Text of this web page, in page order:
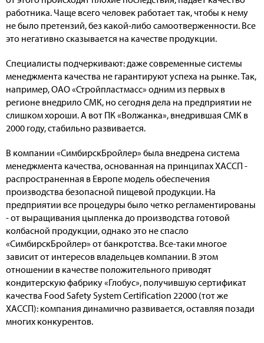
работника. Чаще всего человек работает так, чтобы к нему
не было претензий, без какой-либо самоотверженности. Все
это негативно сказывается на качестве продукции.
Специалисты подчеркивают: даже современные системы
менеджмента качества не гарантируют успеха на рынке. Так,
например, ОАО «Стройпластмасс» одним из первых в
регионе внедрило СМК, но сегодня дела на предприятии не
слишком хороши. А вот ПК «Волжанка», внедрившая СМК в
2000 году, стабильно развивается.
В компании «СимбирскБройлер» была внедрена система
менеджмента качества, основанная на принципах ХАССП -
распространенная в Европе модель обеспечения
производства безопасной пищевой продукции. На
предприятии все процедуры было четко регламентированы
- от выращивания цыпленка до производства готовой
колбасной продукции, однако это не спасло
«СимбирскБройлер» от банкротства. Все-таки многое
зависит от интересов владельцев компании. В этом
отношении в качестве положительного приводят
кондитерскую фабрику «Глобус», получившую сертификат
качества Food Safety System Certification 22000 (тот же
ХАССП): компания динамично развивается, оставляя позади
многих конкурентов.